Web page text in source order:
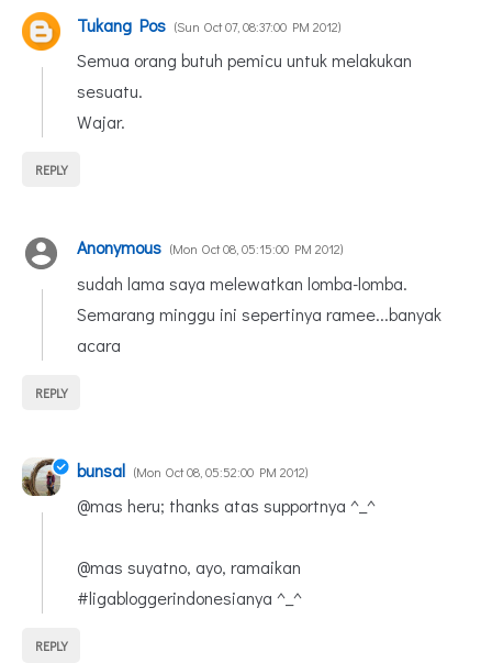
Tukang Pos Sun Oct 07, 08:37:00 PM 2012
Semua orang butuh pemicu untuk melakukan
sesuatu.
Wajar.
REPLY
Anonymous Mon Oct 08, 05:15:00 PM 2012
sudah lama saya melewatkan lomba-lomba.
Semarang minggu ini sepertinya ramee...banyak
acara
REPLY
bunsal Mon Oct 08, 05:52:00 PM 2012
@mas heru; thanks atas supportnya ^_^
@mas suyatno, ayo, ramaikan
#ligabloggerindonesianya ^_^
REPLY